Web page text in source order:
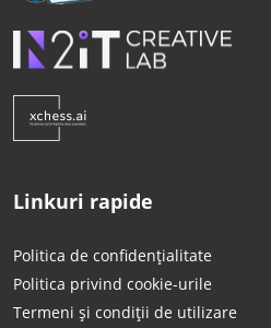
Linkuri rapide
Politica de confidențialitate
Politica privind cookie-urile
Termeni și condiții de utilizare